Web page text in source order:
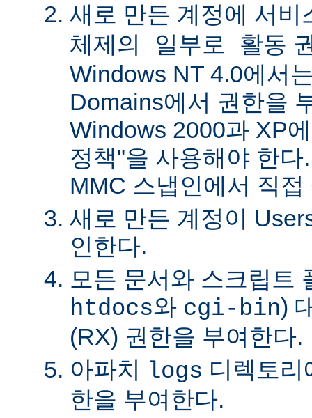
새로 만든 계정에 서비
체제의 일부로 활동
Windows NT 4.0에서
Domains에서 권한을
Windows 2000과 XP
정책"을 사용해야 한
MMC 스냅인에서 직
새로 만든 계정이
인한다.
모든 문서와 스크립트
htdocs와 cgi-bin)
(RX) 권한을 부여한다.
아파치 logs 디렉토리
한을 부여한다.